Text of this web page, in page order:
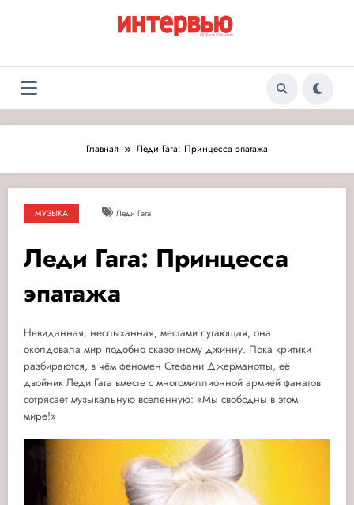
Журнал «Интервью:
Люди и события»
Люди и события
Главная Леди Гага: Принцесса эпатажа
МУЗЫКА Леди Гага
Леди Гага: Принцесса
эпатажа
Невиданная, неслыханная, местами пугающая, она
околдовала мир подобно сказочному джинну. Пока критики
разбираются, в чём феномен Стефани Джерманотты, её
двойник Леди Гага вместе с многомиллионной армией фанатов
сотрясает музыкальную вселенную: «Мы свободны в этом
мире!»